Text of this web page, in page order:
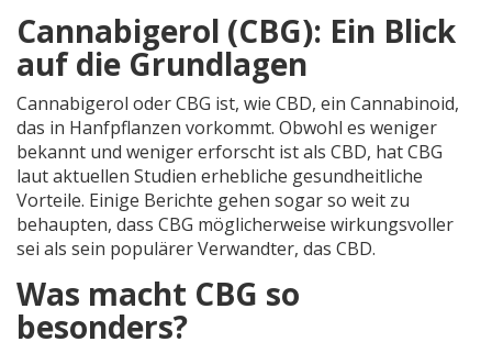
Cannabigerol (CBG): Ein Blick
auf die Grundlagen
Cannabigerol oder CBG ist, wie CBD, ein Cannabinoid,
das in Hanfpflanzen vorkommt. Obwohl es weniger
bekannt und weniger erforscht ist als CBD, hat CBG
laut aktuellen Studien erhebliche gesundheitliche
Vorteile. Einige Berichte gehen sogar so weit zu
behaupten, dass CBG möglicherweise wirkungsvoller
sei als sein populärer Verwandter, das CBD.
Was macht CBG so
besonders?